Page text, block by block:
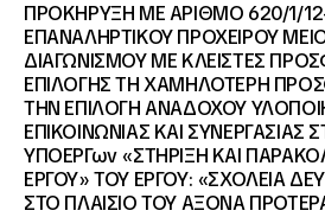
ΠΡΟΚΗΡΥΞΗ ΜΕ ΑΡΙΘΜΟ 620/1/
ΕΠΑΝΑΛΗPTIKOY ΠΡΟΧΕΙΡΟΥ
ΔΙΑΓΩΝΙΣΜΟΥ ΜΕ ΚΛΕΙΣΤΕΣ
ΕΠΙΛΟΓΗΣ ΤΗ ΧΑΜΗΛΟΤΕΡΗ
ΤΗΝ ΕΠΙΛΟΓΗ ΑΝΑΔΟΧΟΥ
ΕΠΙΚΟΙΝΩΝΙΑΣ ΚΑΙ ΣΥΝΕΡΓΑΣΙΑΣ
ΥΠΟΕΡΓων «ΣΤΗΡΙΞΗ ΚΑΙ
ΕΡΓΟΥ» ΤΟΥ ΕΡΓΟΥ: «ΣΧΟΛΕΙΑ
ΣΤΟ ΠΛΑΙΣΙΟ ΤΟΥ ΑΞΟΝΑ